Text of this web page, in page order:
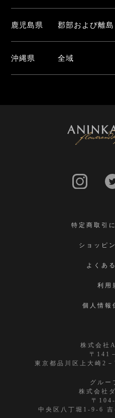
鹿児島県 郡部および離
沖縄県 全域
特定商取引
ショッピ
よくあ
利用
個人情報
株式会社
〒141
東京都品川区上大崎2
グルー
株式会社
〒
中央区八丁堀1-9-6 吉